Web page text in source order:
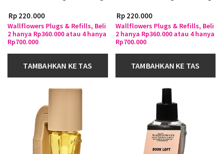
Rp 220.000
Wallflowers Plugs & Refills, Beli
2 hanya Rp360.000 atau 4 hanya
Rp700.000
TAMBAHKAN KE TAS
Rp 220.000
Wallflowers Plugs & Refills, Beli
2 hanya Rp360.000 atau 4 hanya
Rp700.000
TAMBAHKAN KE TAS